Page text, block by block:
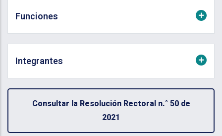
Funciones
Integrantes
Consultar la Resolución Rectoral n.° 50 de
2021